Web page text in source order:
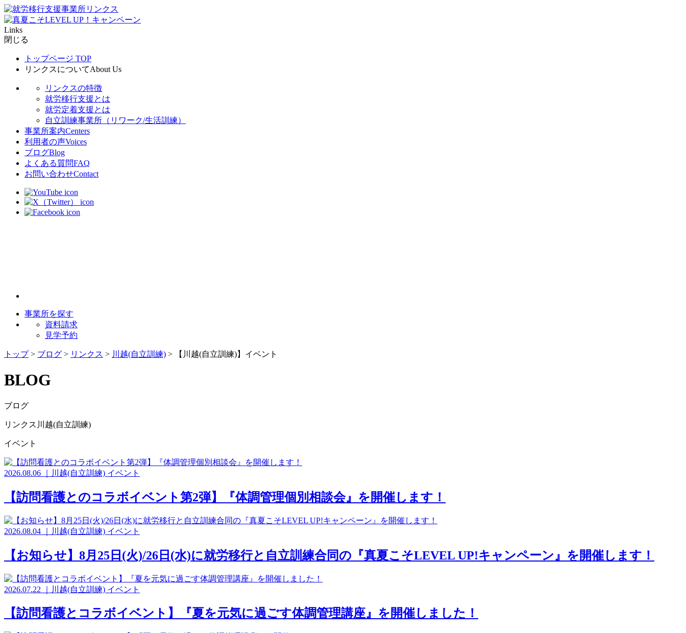
Links
閉じる
トップページ TOP
リンクスについてAbout Us
リンクスの特徴
就労移行支援とは
就労定着支援とは
自立訓練事業所（リワーク/生活訓練）
事業所案内Centers
利用者の声Voices
ブログBlog
よくある質問FAQ
お問い合わせContact
事業所を探す
資料請求
見学予約
トップ> ブログ > リンクス > 川越(自立訓練) > 【川越(自立訓練)】イベント
BLOG
ブログ
リンクス川越(自立訓練)
イベント
2026.08.06 川越(自立訓練) イベント
【訪問看護とのコラボイベント第2弾】『体調管理個別相談会』を開催します！
2026.08.04 川越(自立訓練) イベント
【お知らせ】8月25日(火)/26日(水)に就労移行と自立訓練合同の『真夏こそLEVEL UP!キャンペーン』を開催します！
2026.07.22 川越(自立訓練) イベント
【訪問看護とコラボイベント】『夏を元気に過ごす体調管理講座』を開催しました！